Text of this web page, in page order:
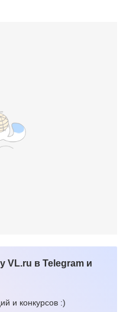
в Telegram и
и конкурсов :)